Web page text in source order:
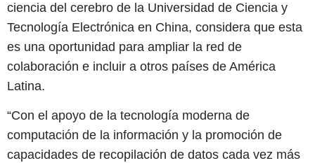
ciencia del cerebro de la Universidad de Ciencia y
Tecnología Electrónica en China, considera que esta
es una oportunidad para ampliar la red de
colaboración e incluir a otros países de América
Latina.
“Con el apoyo de la tecnología moderna de
computación de la información y la promoción de
capacidades de recopilación de datos cada vez más